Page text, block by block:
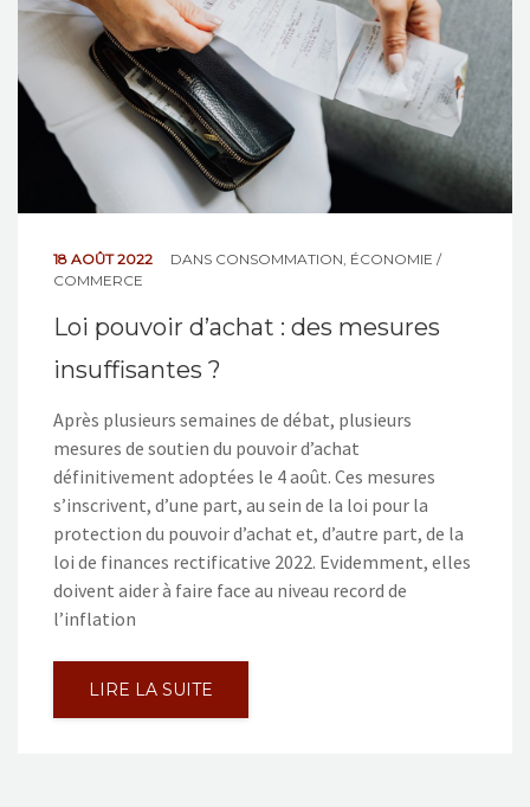
18 AOÛT 2022 DANS CONSOMMATION, ÉCONOMIE /
COMMERCE
Loi pouvoir d’achat : des mesures
insuffisantes ?
Après plusieurs semaines de débat, plusieurs
mesures de soutien du pouvoir d’achat
définitivement adoptées le 4 août. Ces mesures
s’inscrivent, d’une part, au sein de la loi pour la
protection du pouvoir d’achat et, d’autre part, de la
loi de finances rectificative 2022. Evidemment, elles
doivent aider à faire face au niveau record de
l’inflation
LIRE LA SUITE